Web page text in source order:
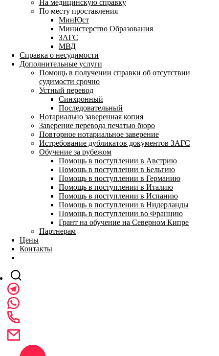
На медицинскую справку
По месту проставления
МинЮст
Министерство Образования
ЗАГС
МВД
Справка о несудимости
Дополнительные услуги
Помощь в получении справки об отсутствии
судимости срочно
Устный перевод
Синхронный
Последовательный
Нотариально заверенная копия
Заверение перевода печатью бюро
Повторное нотариальное заверение
Истребование дубликатов документов ЗАГС
Обучение за рубежом
Помощь в поступлении в Австрию
Помощь в поступлении в Бельгию
Помощь в поступлении в Германию
Помощь в поступлении в Италию
Помощь в поступлении в Испанию
Помощь в поступлении в Нидерланды
Помощь в поступлении во Францию
Грант на обучение на Северном Кипре
Партнерам
Цены
Контакты